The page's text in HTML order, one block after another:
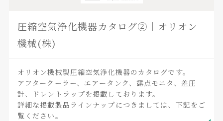
圧縮空気浄化機器カタログ②｜オリオン
機械(株)
オリオン機械製圧縮空気浄化機器のカタログです。
アフタークーラー、エアータンク、露点モニタ、差圧
計、ドレントラップを掲載しております。
詳細な掲載製品ラインナップにつきましては、下記をご
覧ください。